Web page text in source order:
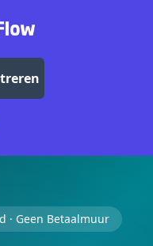
· Geen Betaalmuur